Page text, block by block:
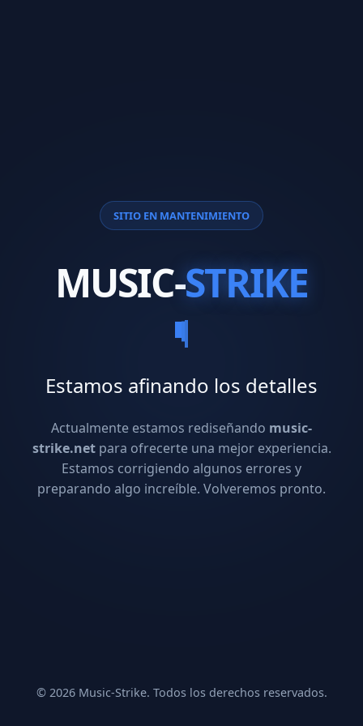
SITIO EN MANTENIMIENTO
MUSIC-STRIKE
Estamos afinando los detalles
Actualmente estamos rediseñando music-
strike.netpara ofrecerte una mejor experiencia.
Estamos corrigiendo algunos errores y
preparando algo increíble. Volveremos pronto.
© 2026 Music-Strike. Todos los derechos reservados.